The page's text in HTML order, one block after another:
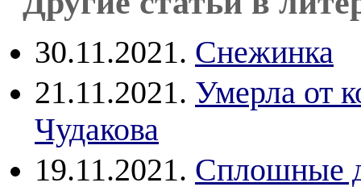
30.11.2021. Снежинка
21.11.2021. Умерла от
Чудакова
19.11.2021. Сплошные